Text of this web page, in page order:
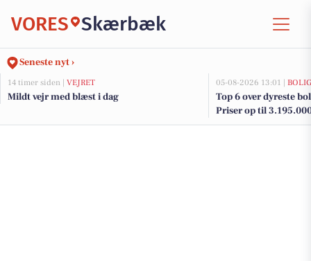
VORES Skærbæk
Seneste nyt ›
14 timer siden | VEJRET
Mildt vejr med blæst i dag
05-08-2026 13:01 |
Top 6 over dyreste
Priser op til